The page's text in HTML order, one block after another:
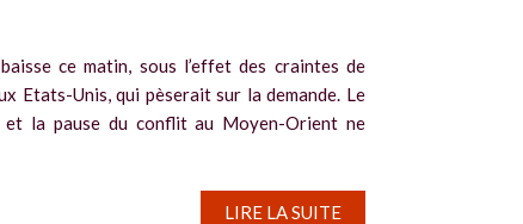
ce matin, sous l’effet des craintes de
Etats-Unis, qui pèserait sur la demande. Le
la pause du conflit au Moyen-Orient ne
LIRE LA SUITE